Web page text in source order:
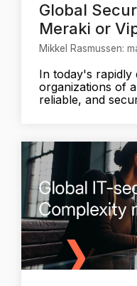
Global
Meraki or
Mikkel Rasmussen:
In today's rapidly
organizations of
reliable, and